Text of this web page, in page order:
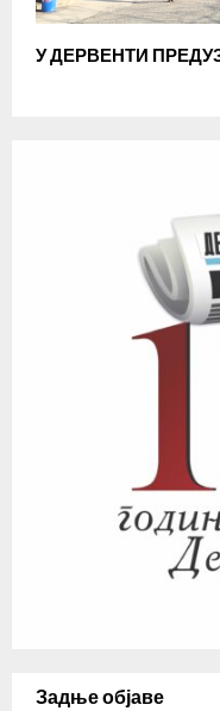
У ДЕРВЕНТИ
Задње објаве